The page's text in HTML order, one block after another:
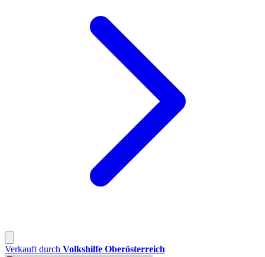
Verkauft durch Volkshilfe Oberösterreich